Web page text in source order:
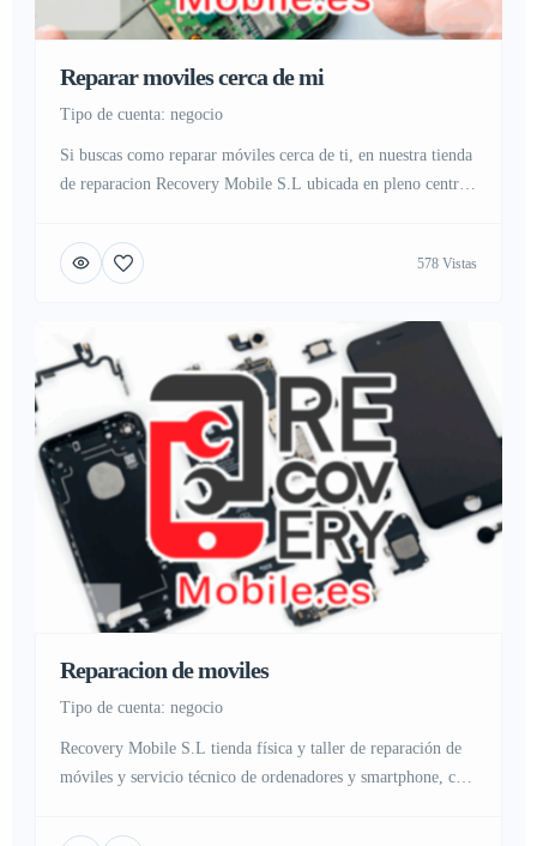
Reparar moviles cerca de mi
tipo de cuenta: negocio
Si buscas como reparar móviles cerca de ti, en nuestra tienda
de reparacion Recovery Mobile S.L ubicada en pleno centro
y servicio técnico de ordenadores y smartphone, con
servicios de asistencia directa en cambio y sustitución de578 Vistas
Reparacion de moviles
tipo de cuenta: negocio
Recovery Mobile S.L tienda física y taller de reparación de
móviles y servicio técnico de ordenadores y smartphone, con
pantallas, carcasa, reparación electrónica de placas, conexión